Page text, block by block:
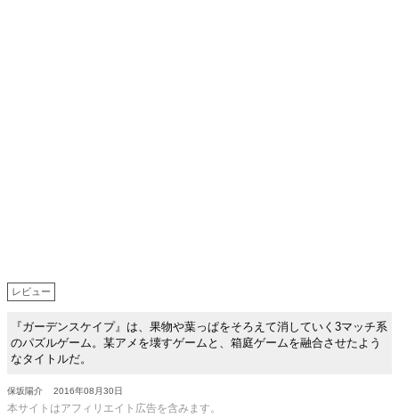
レビュー
『ガーデンスケイプ』は、果物や葉っぱをそろえて消していく3マッチ系
のパズルゲーム。某アメを壊すゲームと、箱庭ゲームを融合させたよう
なタイトルだ。
保坂陽介 2016年08月30日
本サイトはアフィリエイト広告を含みます。